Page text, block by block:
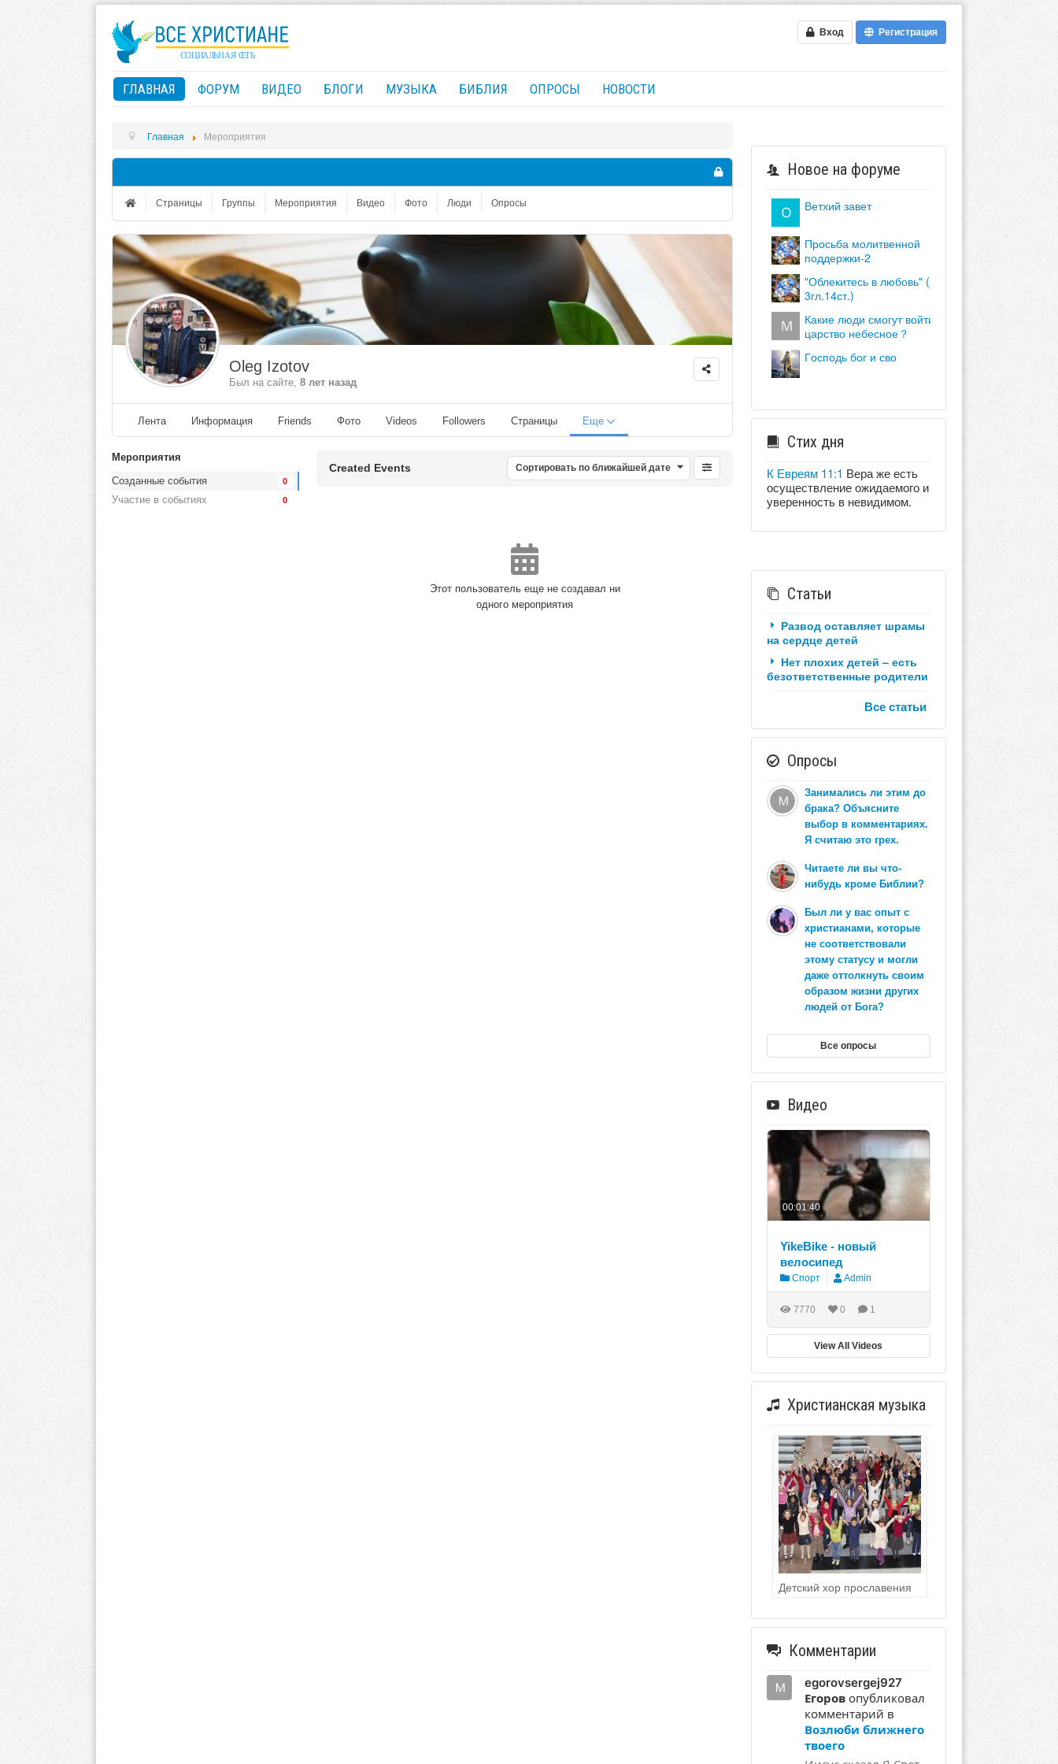
Вход Регистрация
ГЛАВНАЯ ФОРУМ ВИДЕО БЛОГИ МУЗЫКА БИБЛИЯ ОПРОСЫ НОВОСТИ
Главная Мероприятия
Страницы Группы Мероприятия Видео Фото Люди Опросы
Oleg Izotov
Был на сайте, 8 лет назад
Лента Информация Friends Фото Videos Followers Страницы Еще
Мероприятия
Созданные события
0
Участие в событиях 0
Created Events Сортировать по ближайшей дате
Этот пользователь еще не создавал ни
одного мероприятия
Новое на форуме
ветхий завет
просьба молитвенной
поддержки-2
"облекитесь в любовь" (кол.
3гл.14ст.)
какие люди смогут войти в
царство небесное？
господь бог и сво
Стих дня
К Евреям 11:1 Вера же есть
осуществление ожидаемого и
уверенность в невидимом.
Статьи
Развод оставляет шрамы
на сердце детей
Нет плохих детей – есть
безответственные родители
Все статьи
Опросы
Занимались ли этим до
брака? Объясните
выбор в комментариях.
Я считаю это грех.
Читаете ли вы что-
нибудь кроме Библии?
Был ли у вас опыт с
христианами, которые
не соответствовали
этому статусу и могли
даже оттолкнуть своим
образом жизни других
людей от Бога?
Все опросы
Видео
00:01:40
YikeBike - новый
велосипед
Спорт Admin
7770 0 1
View All Videos
Христианская музыка
Детский хор прославения
Комментарии
egorovsergej927
Егоровопубликовал
комментарий в
Возлюби ближнего
твоего